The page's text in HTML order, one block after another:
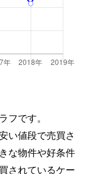
です。
い値段で売買さ
な物件や好条件
されているケー